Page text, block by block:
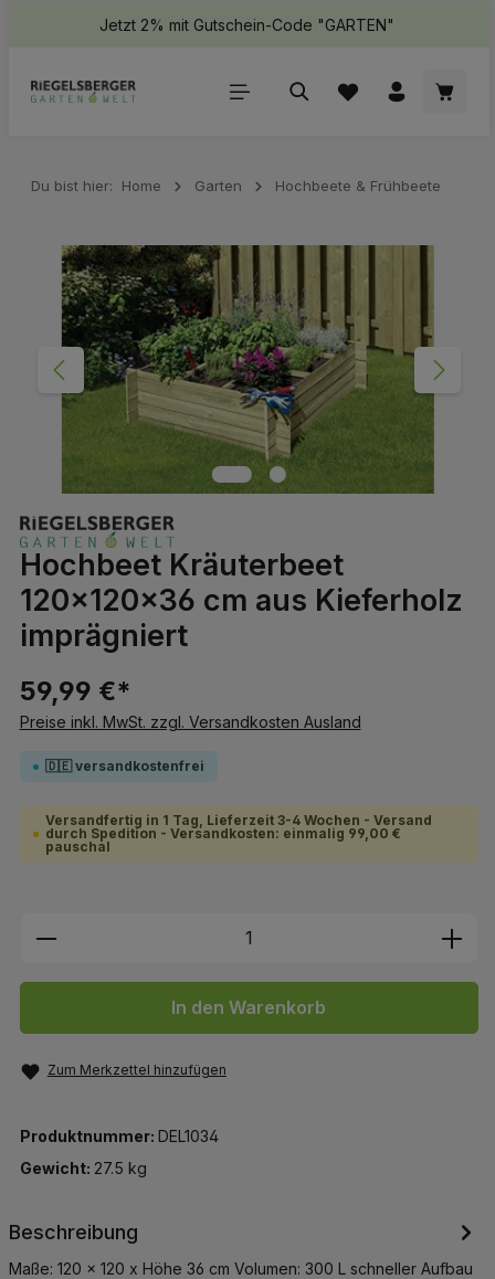
springenJetzt 2% mit Gutschein-Code "GARTEN"
Du bist hier: Home Garten Hochbeete & Frühbeete
Bildergalerie überspringen
Hochbeet Kräuterbeet
120x120x36 cm aus Kieferholz
imprägniert
59,99 €*
Preise inkl. MwSt. zzgl. Versandkosten Ausland
🇩🇪 versandkostenfrei
Versandfertig in 1 Tag, Lieferzeit 3-4 Wochen - Versand
durch Spedition - Versandkosten: einmalig 99,00 €
pauschal
Produkt Anzahl: Gib den
In den Warenkorb
Zum Merkzettel hinzufügen
Produktnummer: DEL1034
Gewicht: 27.5 kg
Beschreibung
Maße: 120 x 120 x Höhe 36 cm Volumen: 300 L schneller Aufbau